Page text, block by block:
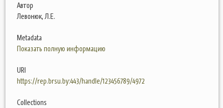
Автор
Левонюк, Л.Е.
Metadata
Показать полную информацию
URI
https://rep.brsu.by:443/handle/123456789/4972
Collections